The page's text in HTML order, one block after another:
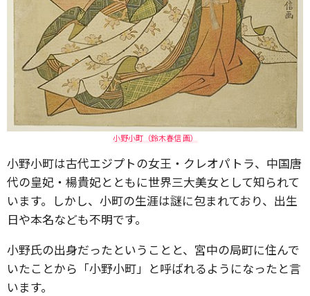
小野小町（鈴木春信 画）
小野小町は古代エジプトの女王・クレオパトラ、中国唐
代の皇妃・楊貴妃とともに世界三大美女として知られて
います。しかし、小町の生涯は謎に包まれており、出生
日や本名なども不明です。
小野氏の出身だったということと、宮中の局町に住んで
いたことから「小野小町」と呼ばれるようになったと言
います。